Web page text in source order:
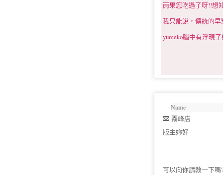
雨果您吃過了呀!!想
我只能說，傳統的
yumeko腦中有浮現
Name
霧峰店
版主妳好
可以向你請教一下嗎